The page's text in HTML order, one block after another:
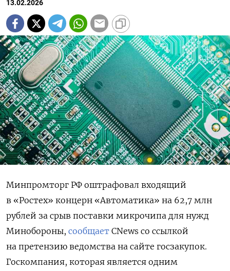
13.02.2026
Минпромторг РФ оштрафовал входящий
в «Ростех» концерн «Автоматика» на 62,7 млн
рублей за срыв поставки микрочипа для нужд
Минобороны, сообщает CNews со ссылкой
на претензию ведомства на сайте госзакупок.
Госкомпания, которая является одним